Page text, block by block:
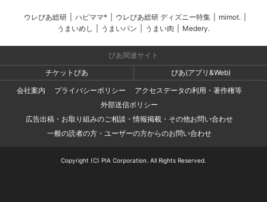
ウレぴあ総研 ハピママ* ウレぴあ総研 ディズニー特集 mimot.
うまいめし
うまいパン うまい肉 Medery.
ぴあ関連サイト
チケットぴあ
ぴあ(アプリ&Web)
会社案内
プライバシーポリシー
アクセスデータの利用・著作権等
外部送信ポリシー
広告出稿・お取り組みのご相談・情報掲載・その他お問い合わせ
一般の読者の方・ユーザーの方からのお問い合わせ
Copyright (C) PIA Corporation. All Rights Reserved.